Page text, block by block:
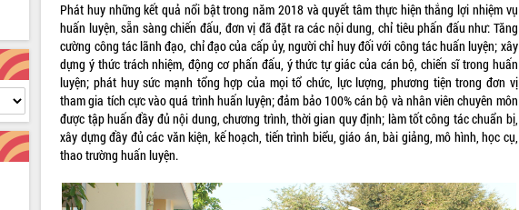
Phát huy những kết quả nổi bật trong năm 2018 và quyết tâm thực hiện thắng lợi nhiệm vụ
huấn luyện, sẵn sàng chiến đấu, đơn vị đã đặt ra các nội dung, chỉ tiêu phấn đấu như: Tăng
cường công tác lãnh đạo, chỉ đạo của cấp ủy, người chỉ huy đối với công tác huấn luyện; xây
dựng ý thức trách nhiệm, động cơ phấn đấu, ý thức tự giác của cán bộ, chiến sĩ trong huấn
luyện; phát huy sức mạnh tổng hợp của mọi tổ chức, lực lượng, phương tiện trong đơn vị
tham gia tích cực vào quá trình huấn luyện; đảm bảo 100% cán bộ và nhân viên chuyên môn
được tập huấn đầy đủ nội dung, chương trình, thời gian quy định; làm tốt công tác chuẩn bị,
xây dựng đầy đủ các văn kiện, kế hoạch, tiến trình biểu, giáo án, bài giảng, mô hình, học cụ,
thao trường huấn luyện.